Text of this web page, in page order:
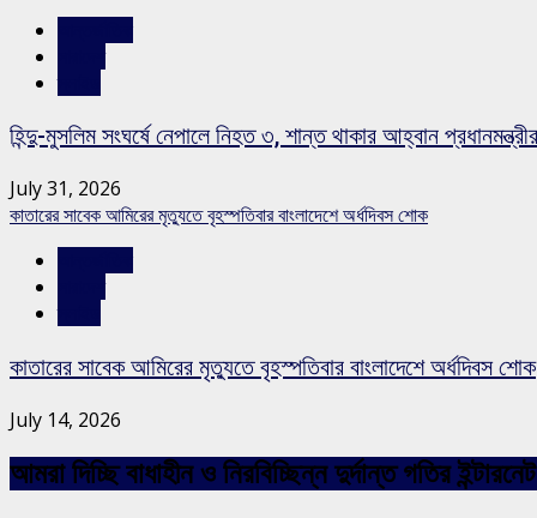
হিন্দু-মুসলিম সংঘর্ষে নেপালে নিহত ৩, শান্ত থাকার আহ্বান প্রধানমন্ত্রীর
July 31, 2026
কাতারের সাবেক আমিরের মৃত্যুতে বৃহস্পতিবার বাংলাদেশে অর্ধদিবস শোক
কাতারের সাবেক আমিরের মৃত্যুতে বৃহস্পতিবার বাংলাদেশে অর্ধদিবস শোক
July 14, 2026
আমরা দিচ্ছি বাধাহীন ও নিরবিচ্ছিন্ন দুর্দান্ত গতির